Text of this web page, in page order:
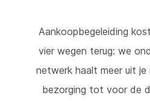
Aankoopbegeleiding
vier wegen terug: we
netwerk haalt meer uit je
bezorging tot voor de